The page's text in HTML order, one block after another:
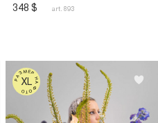
348 $ art. 893
РАЗМЕР НА ФОТО
XL